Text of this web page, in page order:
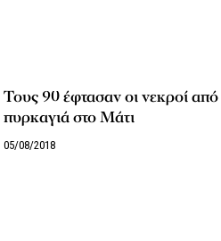
Τους 90 έφτασαν οι νεκροί
πυρκαγιά στο Μάτι
05/08/2018